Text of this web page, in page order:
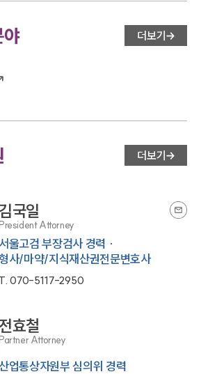
더보기
더보기
국일
President Attorney
서울고검 부장검사 경력 ·
사/마약/지식재산권전문변호사
T.070-5117-2950
전효철
Partner Attorney
산업통상자원부 심의위 경력